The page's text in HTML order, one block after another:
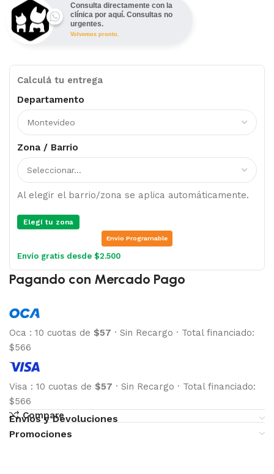
Consulta directamente con la
clínica por aquí. Consultas no
urgentes.
Volvemos pronto.
Calculá tu entrega
Departamento
Zona / Barrio
Al elegir el barrio/zona se aplica automáticamente.
Elegí tu zona
Envio Programable
Envío gratis desde $2.500
Pagando con Mercado Pago
Oca : 10 cuotas de $57 · Sin Recargo · Total financiado:
$566
Visa : 10 cuotas de $57 · Sin Recargo · Total financiado:
$566
Compare
Envíos y Devoluciones
Promociones